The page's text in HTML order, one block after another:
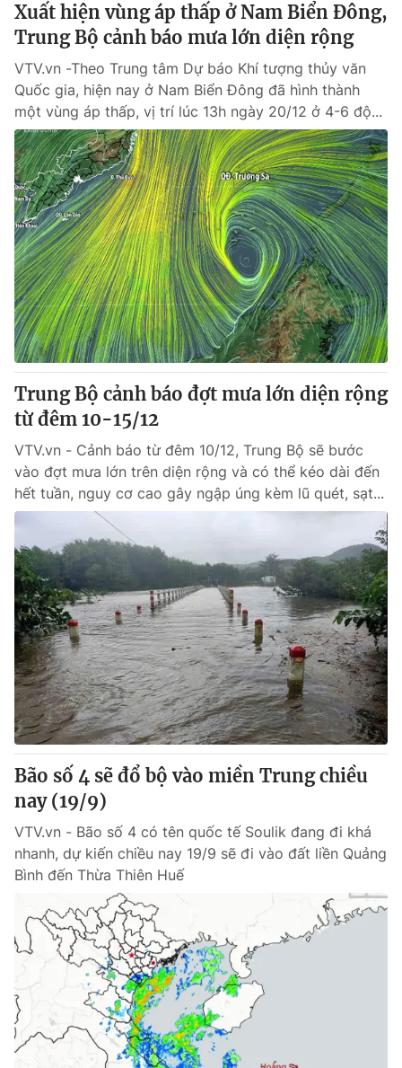
Xuất hiện vùng áp thấp ở Nam Biển Đông,
Trung Bộ cảnh báo mưa lớn diện rộng
VTV.vn -Theo Trung tâm Dự báo Khí tượng thủy văn
Quốc gia, hiện nay ở Nam Biển Đông đã hình thành
một vùng áp thấp, vị trí lúc 13h ngày 20/12 ở 4-6 độ...
Trung Bộ cảnh báo đợt mưa lớn diện rộng
từ đêm 10-15/12
VTV.vn - Cảnh báo từ đêm 10/12, Trung Bộ sẽ bước
vào đợt mưa lớn trên diện rộng và có thể kéo dài đến
hết tuần, nguy cơ cao gây ngập úng kèm lũ quét, sạt...
Bão số 4 sẽ đổ bộ vào miền Trung chiều
nay (19/9)
VTV.vn - Bão số 4 có tên quốc tế Soulik đang đi khá
nhanh, dự kiến chiều nay 19/9 sẽ đi vào đất liền Quảng
Bình đến Thừa Thiên Huế